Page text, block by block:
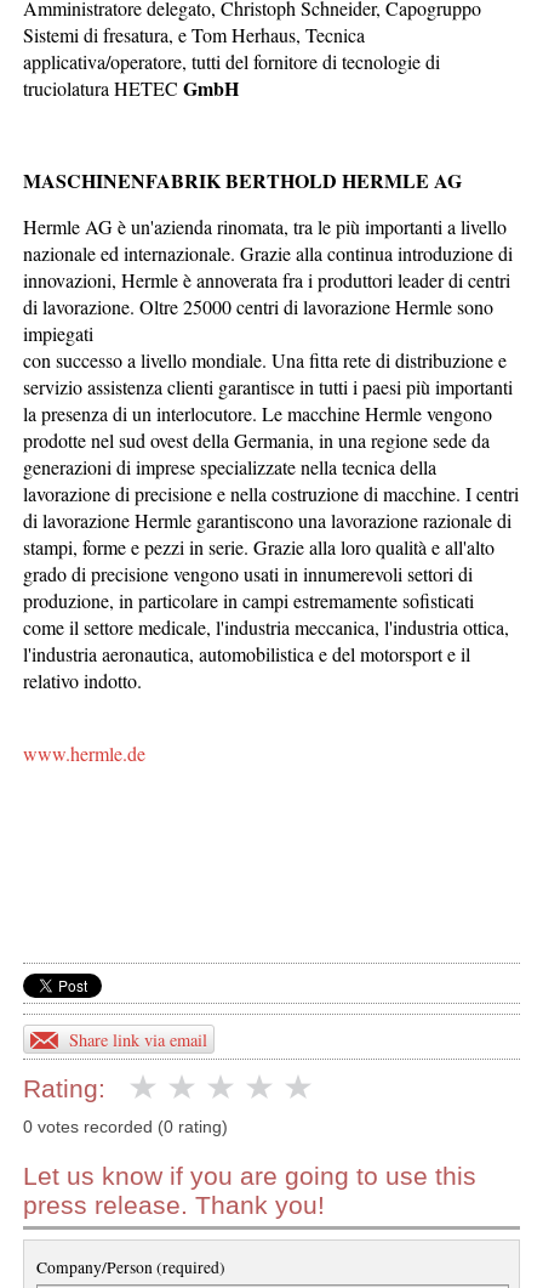
Amministratore delegato, Christoph Schneider, Capogruppo
Sistemi di fresatura, e Tom Herhaus, Tecnica
applicativa/operatore, tutti del fornitore di tecnologie di
truciolatura HETECGmbH
MASCHINENFABRIK BERTHOLD HERMLE AG
Hermle AG è un'azienda rinomata, tra le più importanti a livello
nazionale ed internazionale. Grazie alla continua introduzione di
innovazioni, Hermle è annoverata fra i produttori leader di centri
di lavorazione. Oltre 25000 centri di lavorazione Hermle sono
impiegati
con successo a livello mondiale. Una fitta rete di distribuzione e
servizio assistenza clienti garantisce in tutti i paesi più importanti
la presenza di un interlocutore. Le macchine Hermle vengono
prodotte nel sud ovest della Germania, in una regione sede da
generazioni di imprese specializzate nella tecnica della
lavorazione di precisione e nella costruzione di macchine. I centri
di lavorazione Hermle garantiscono una lavorazione razionale di
stampi, forme e pezzi in serie. Grazie alla loro qualità e all'alto
grado di precisione vengono usati in innu­merevoli settori di
produzione, in particolare in campi estremamente sofisticati
come il settore medicale, l'industria meccanica, l'industria ottica,
l'industria aeronautica, automobilistica e del motorsport e il
relativo indotto.
www.hermle.de
Share link via email
Rating:
0 votes recorded (0 rating)
Let us know if you are going to use this
press release. Thank you!
Company/Person (required)